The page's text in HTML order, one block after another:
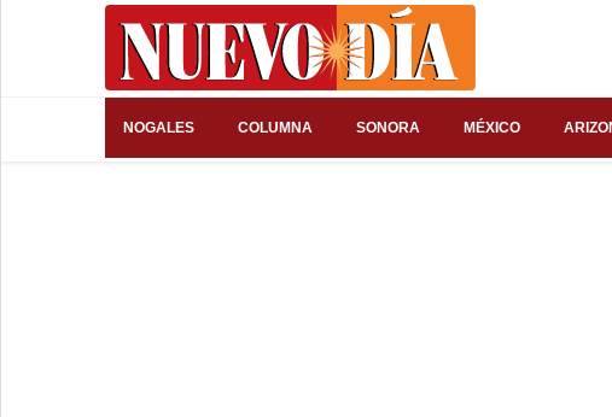
NOGALES COLUMNA SONORA MÉXICO